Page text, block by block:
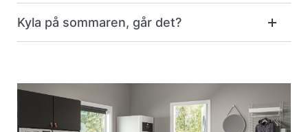
Kyla på sommaren, går det?